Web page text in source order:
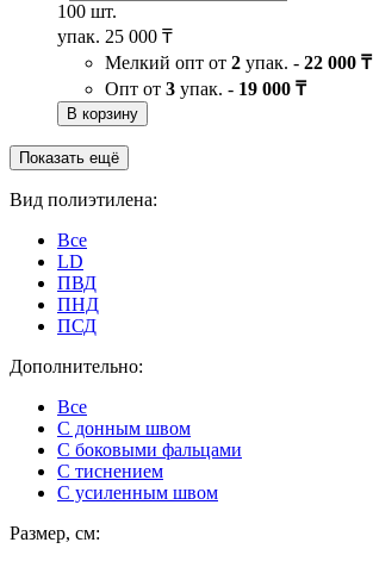
100 шт.
упак. 25 000 ₸
Мелкий опт от 2 упак. - 22 000 ₸
Опт от 3 упак. - 19 000 ₸
В корзину
Показать ещё
Вид полиэтилена:
Все
LD
ПВД
ПНД
ПСД
Дополнительно:
Все
C донным швом
С боковыми фальцами
С тиснением
С усиленным швом
Размер, см: